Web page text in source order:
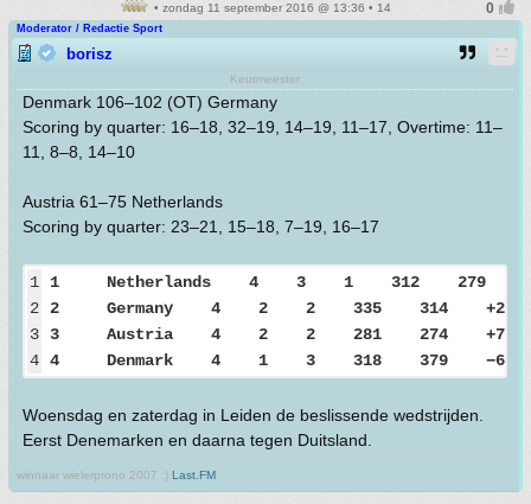
• zondag 11 september 2016 @ 13:36 • 14
Moderator / Redactie Sport
borisz
Keurmeester
Denmark 106–102 (OT) Germany
Scoring by quarter: 16–18, 32–19, 14–19, 11–17, Overtime: 11–
11, 8–8, 14–10
Austria 61–75 Netherlands
Scoring by quarter: 23–21, 15–18, 7–19, 16–17
1
2
3
4
1 Netherlands 4 3 1 312
2 Germany 4 2 2 335 314
3 Austria 4 2 2 281 274
4 Denmark 4 1 3 318 379
Woensdag en zaterdag in Leiden de beslissende wedstrijden.
Eerst Denemarken en daarna tegen Duitsland.
winnaar wielerprono 2007 :) Last.FM